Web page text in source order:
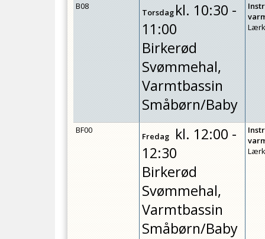
B08
Torsdagkl. 10:30 -
11:00
Birkerød
Svømmehal,
Varmtbassin
Småbørn/Baby
BF00
Fredag kl. 12:00 -
12:30
Birkerød
Svømmehal,
Varmtbassin
Småbørn/Baby